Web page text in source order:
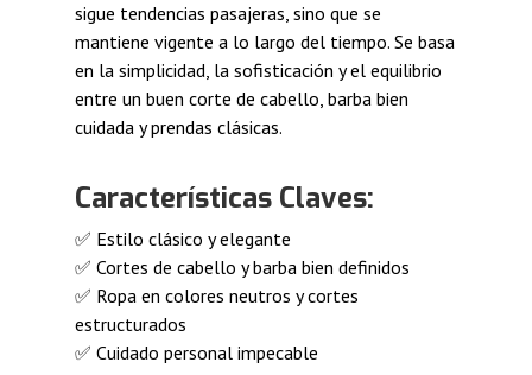
sigue tendencias pasajeras, sino que se
mantiene vigente a lo largo del tiempo. Se basa
en la simplicidad, la sofisticación y el equilibrio
entre un buen corte de cabello, barba bien
cuidada y prendas clásicas.
Características Claves:
✅ Estilo clásico y elegante
✅ Cortes de cabello y barba bien definidos
✅ Ropa en colores neutros y cortes
estructurados
✅ Cuidado personal impecable